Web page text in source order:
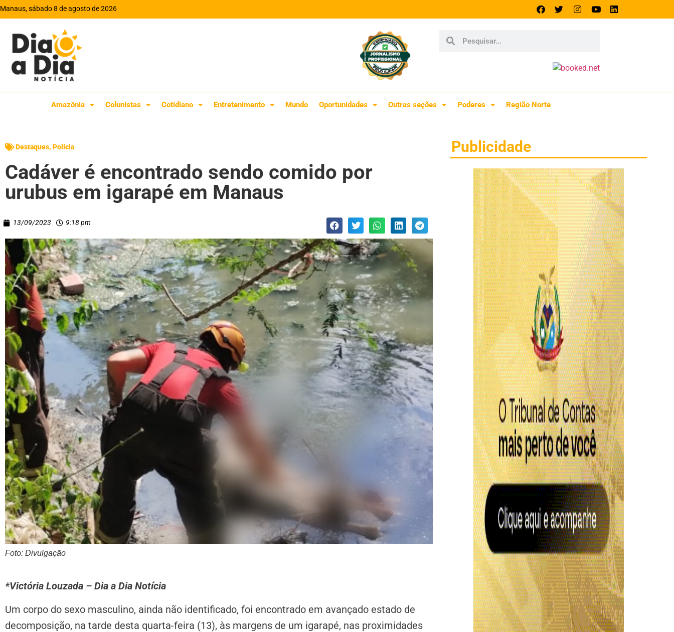
Manaus, sábado 8 de agosto de 2026
Amazônia Colunistas Cotidiano Entretenimento Mundo Oportunidades Outras seções Poderes Região Norte
Destaques, Polícia
Cadáver é encontrado sendo comido por
urubus em igarapé em Manaus
13/09/2023 9:18 pm
Foto: Divulgação
*Victória Louzada – Dia a Dia Notícia
Um corpo do sexo masculino, ainda não identificado, foi encontrado em avançado estado de
decomposição, na tarde desta quarta-feira (13), às margens de um igarapé, nas proximidades
Publicidade